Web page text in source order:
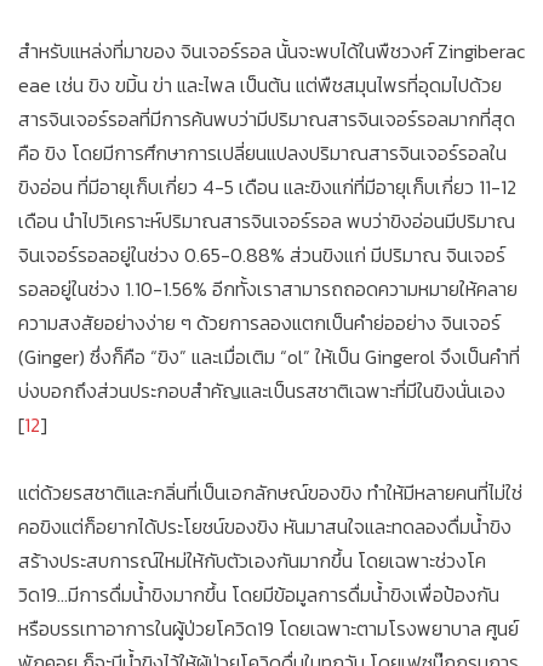
สำหรับแหล่งที่มาของ จินเจอร์รอล นั้นจะพบได้ในพืชวงศ์ Zingiberac
eae เช่น ขิง ขมิ้น ข่า และไพล เป็นต้น แต่พืชสมุนไพรที่อุดมไปด้วย
สารจินเจอร์รอลที่มีการค้นพบว่ามีปริมาณสารจินเจอร์รอลมากที่สุด
คือ ขิง โดยมีการศึกษาการเปลี่ยนแปลงปริมาณสารจินเจอร์รอลใน
ขิงอ่อน ที่มีอายุเก็บเกี่ยว 4-5 เดือน และขิงแก่ที่มีอายุเก็บเกี่ยว 11-12
เดือน นำไปวิเคราะห์ปริมาณสารจินเจอร์รอล พบว่าขิงอ่อนมีปริมาณ
จินเจอร์รอลอยู่ในช่วง 0.65-0.88% ส่วนขิงแก่ มีปริมาณ จินเจอร์
รอลอยู่ในช่วง 1.10-1.56% อีกทั้งเราสามารถถอดความหมายให้คลาย
ความสงสัยอย่างง่าย ๆ ด้วยการลองแตกเป็นคำย่ออย่าง จินเจอร์
(Ginger) ซึ่งก็คือ “ขิง” และเมื่อเติม “ol” ให้เป็น Gingerol จึงเป็นคำที่
บ่งบอกถึงส่วนประกอบสำคัญและเป็นรสชาติเฉพาะที่มีในขิงนั่นเอง
[12]
แต่ด้วยรสชาติและกลิ่นที่เป็นเอกลักษณ์ของขิง ทำให้มีหลายคนที่ไม่ใช่
คอขิงแต่ก็อยากได้ประโยชน์ของขิง หันมาสนใจและทดลองดื่มน้ำขิง
สร้างประสบการณ์ใหม่ให้กับตัวเองกันมากขึ้น โดยเฉพาะช่วงโค
วิด19...มีการดื่มน้ำขิงมากขึ้น โดยมีข้อมูลการดื่มน้ำขิงเพื่อป้องกัน
หรือบรรเทาอาการในผู้ป่วยโควิด19 โดยเฉพาะตามโรงพยาบาล ศูนย์